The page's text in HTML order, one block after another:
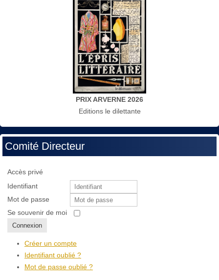
PRIX ARVERNE 2026
Editions le dilettante
Comité Directeur
Accès privé
Identifiant
Mot de passe
Se souvenir de moi
Connexion
Créer un compte
Identifiant oublié ?
Mot de passe oublié ?